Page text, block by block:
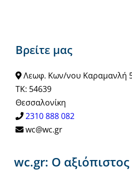
Βρείτε μας
Λεωφ. Κων/νου Καραμανλή
ΤΚ: 54639
Θεσσαλονίκη
2310 888 082
wc@wc.gr
wc.gr: Ο